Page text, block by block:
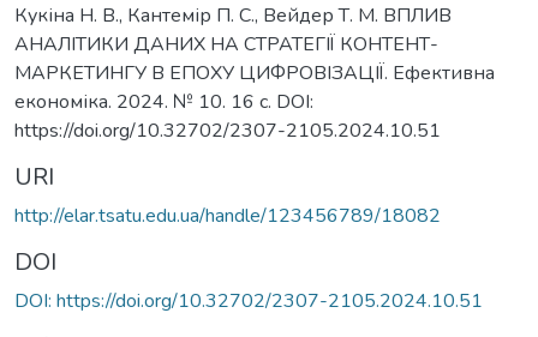
Кукіна Н. В., Кантемір П. С., Вейдер Т. М. ВПЛИВ
АНАЛІТИКИ ДАНИХ НА СТРАТЕГІЇ КОНТЕНТ-
МАРКЕТИНГУ В ЕПОХУ ЦИФРОВІЗАЦІЇ. Ефективна
економіка. 2024. № 10. 16 с. DOI:
https://doi.org/10.32702/2307-2105.2024.10.51
URI
http://elar.tsatu.edu.ua/handle/123456789/18082
DOI
DOI: https://doi.org/10.32702/2307-2105.2024.10.51